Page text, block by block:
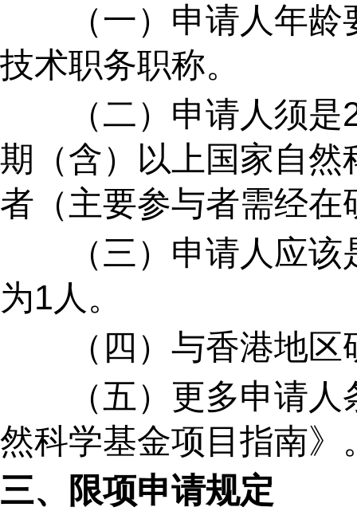
（一）申请人年龄
技术职务职称。
（二）申请人须是
期（含）以上国家自
者（主要参与者需经
（三）申请人应该
为1 人。
（四）与香港地区
（五）更多申请人
然科学基金项目指南》
三、限项申请规定